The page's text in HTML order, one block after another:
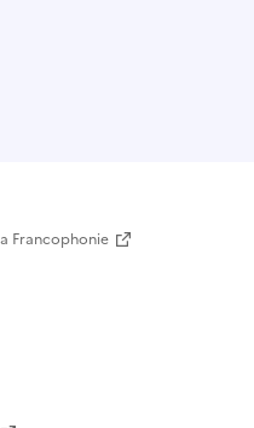
Francophonie